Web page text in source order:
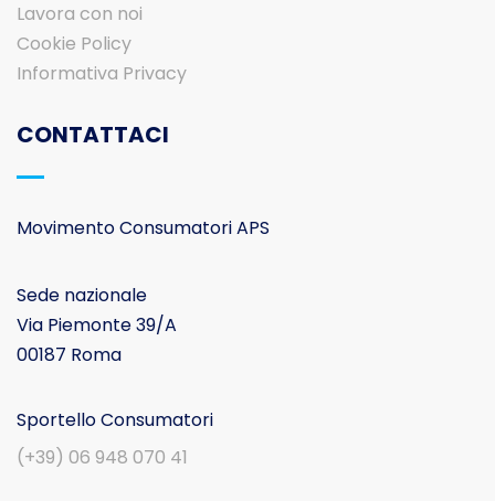
Lavora con noi
Cookie Policy
Informativa Privacy
CONTATTACI
Movimento Consumatori APS
Sede nazionale
Via Piemonte 39/A
00187 Roma
Sportello Consumatori
(+39) 06 948 070 41